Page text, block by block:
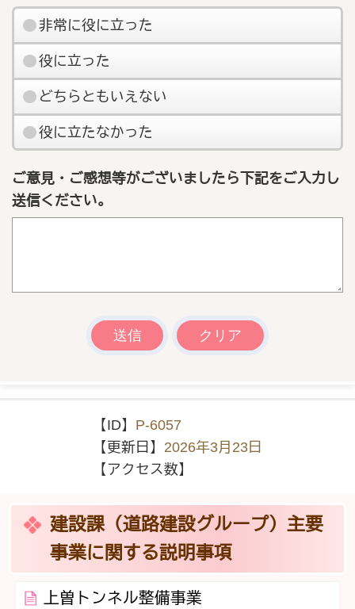
非常に役に立った
役に立った
どちらともいえない
役に立たなかった
ご意見・ご感想等がございましたら下記をご入力し
送信ください。
【ID】 P-6057
【更新日】 2026年3月23日
【アクセス数】
建設課（道路建設グループ）主要
事業に関する説明事項
上曽トンネル整備事業